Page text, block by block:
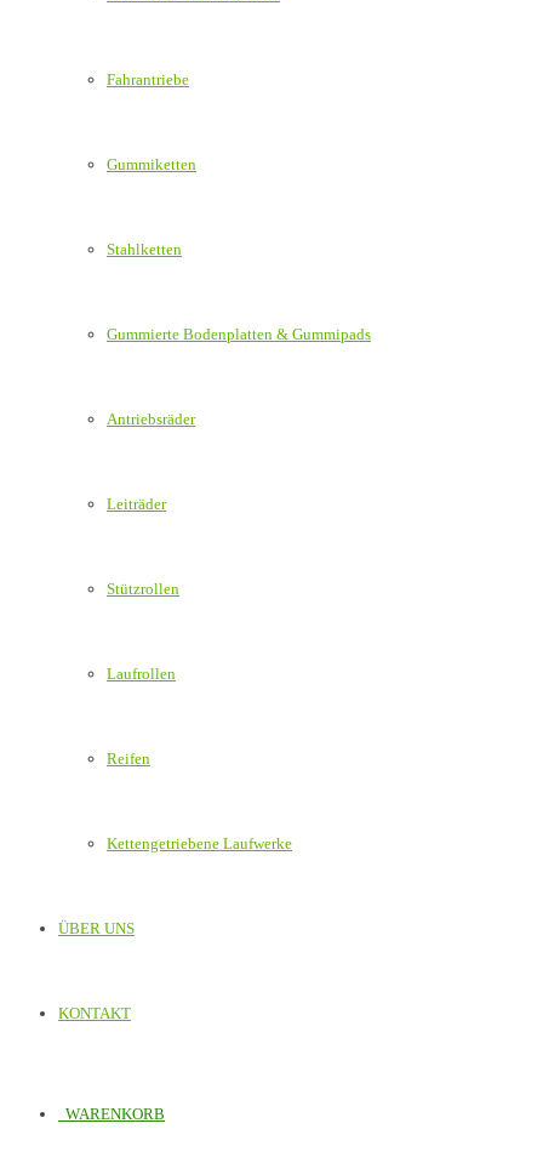
Fahrantriebe
Gummiketten
Stahlketten
Gummierte Bodenplatten & Gummipads
Antriebsräder
Leiträder
Stützrollen
Laufrollen
Reifen
Kettengetriebene Laufwerke
ÜBER UNS
KONTAKT
WARENKORB